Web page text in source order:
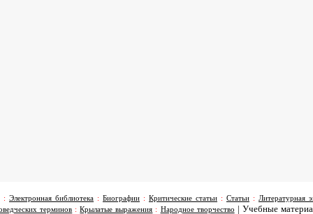
: Электронная библиотека : Биографии : Критические статьи : Статьи : Литературная
терминов :Крылатые выражения : Народное творчество | Учебные